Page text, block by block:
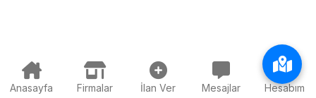
Anasayfa Firmalar İlan Ver Mesajlar Hesabım